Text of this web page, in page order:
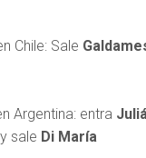
Chile: Sale
Argentina: entra
sale Di María